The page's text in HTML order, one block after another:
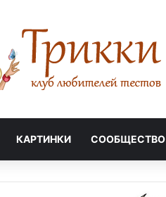
КАРТИНКИ СООБЩЕСТВО